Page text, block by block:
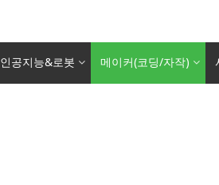
인공지능&로봇 메이커(코딩/자작)